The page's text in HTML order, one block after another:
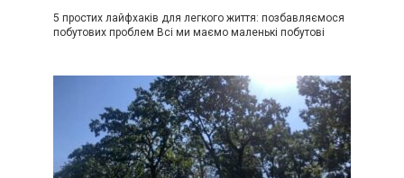
5 простих лайфхаків для легкого життя: позбавляємося
побутових проблем Всі ми маємо маленькі побутові